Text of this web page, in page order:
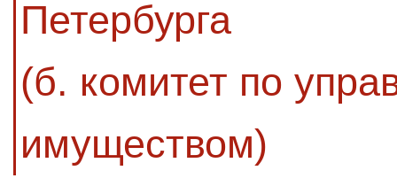
Петербурга
(б. комитет по
имуществом)